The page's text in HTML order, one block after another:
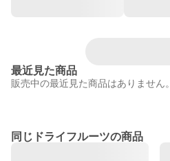
最近見た商品
販売中の最近見た商品はありません。
同じドライフルーツの商品